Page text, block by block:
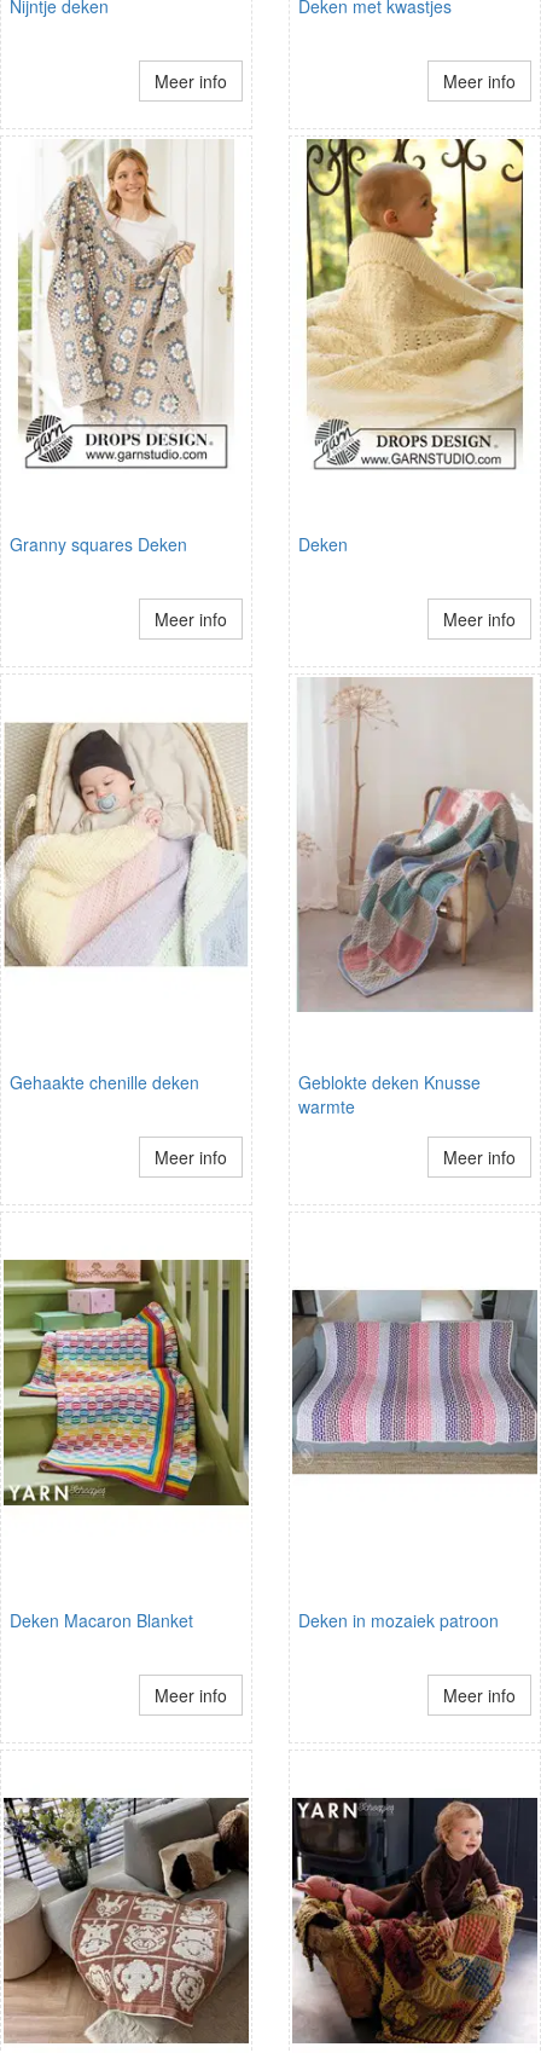
Nijntje deken
Meer info
Deken met kwastjes
Meer info
Granny squares Deken
Meer info
Deken
Meer info
Gehaakte chenille deken
Meer info
Geblokte deken Knusse
warmte
Meer info
Deken Macaron Blanket
Meer info
Deken in mozaiek patroon
Meer info